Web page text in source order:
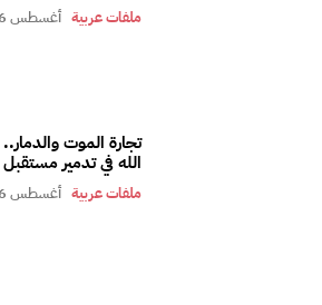
ملفات عربية أغسطس 6, 2026
تجارة الموت
الله في تدمير مستقبل
ملفات عربية أغسطس 6, 2026